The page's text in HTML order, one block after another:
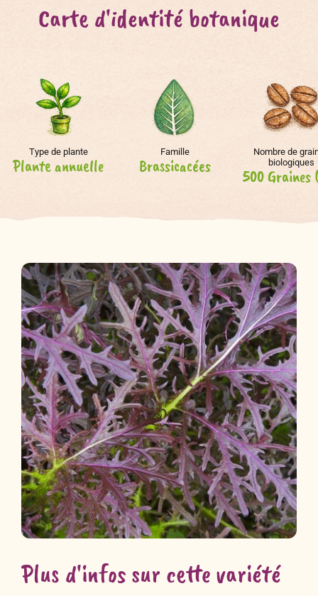
Carte d'identité botanique
Type de plante
Plante annuelle
Famille
Brassicacées
Nombre de
biologiques
500 Graines
Plus d'infos sur cette variété